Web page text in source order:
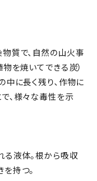
質で、自然の山火事
を焼いてできる炭）
中に長く残り、作物に
、様々な毒性を示
液体。根から吸収
持つ。